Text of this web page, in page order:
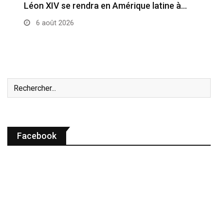
Léon XIV se rendra en Amérique latine à…
6 août 2026
Facebook